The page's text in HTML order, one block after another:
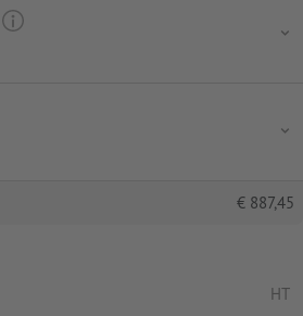
€ 887,45
HT